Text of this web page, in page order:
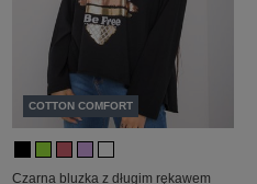
COTTON COMFORT
Czarna bluzka z długim rękawem